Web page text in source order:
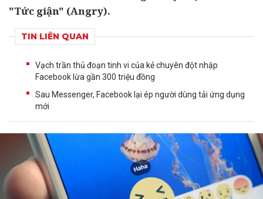
"Tức giận" (Angry).
TIN LIÊN QUAN
Vạch trần thủ đoạn tinh vi của kẻ chuyên đột nhập
Facebook lừa gần 300 triệu đồng
Sau Messenger, Facebook lại ép người dùng tải ứng dụng
mới